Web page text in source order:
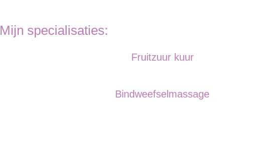
Mijn specialisaties:
Fruitzuur kuur
Bindweefselmassage